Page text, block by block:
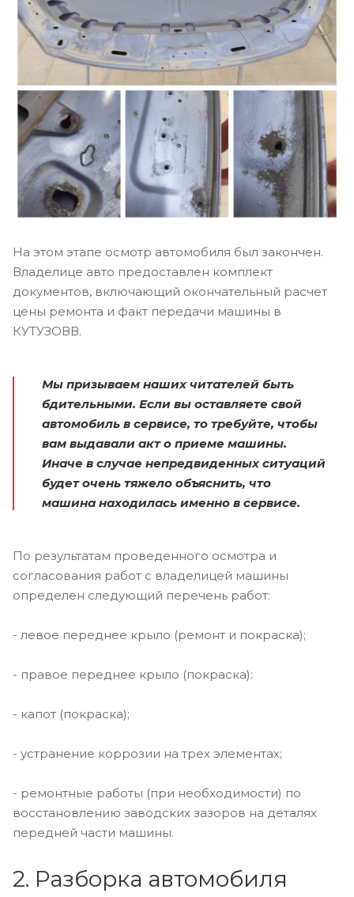
На этом этапе осмотр автомобиля был закончен.
Владелице авто предоставлен комплект
документов, включающий окончательный расчет
цены ремонта и факт передачи машины в
КУТУЗОВВ.
Мы призываем наших читателей быть
бдительными. Если вы оставляете свой
автомобиль в сервисе, то требуйте, чтобы
вам выдавали акт о приеме машины.
Иначе в случае непредвиденных ситуаций
будет очень тяжело объяснить, что
машина находилась именно в сервисе.
По результатам проведенного осмотра и
согласования работ с владелицей машины
определен следующий перечень работ:
- левое переднее крыло (ремонт и покраска);
- правое переднее крыло (покраска):
- капот (покраска);
- устранение коррозии на трех элементах;
- ремонтные работы (при необходимости) по
восстановлению заводских зазоров на деталях
передней части машины.
2. Разборка автомобиля